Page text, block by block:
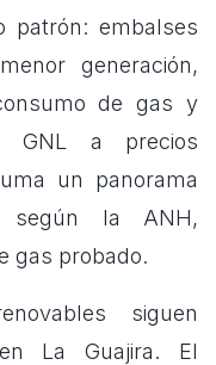
patrón: embalses
generación,
de gas y
GNL a precios
un panorama
según la ANH,
gas probado.
siguen
La Guajira. El